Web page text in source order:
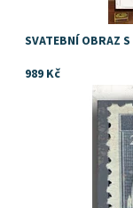
SVATEBNÍ OBRAZ
989 Kč
Super - originální